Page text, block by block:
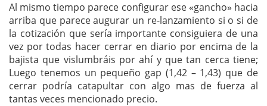
Al mismo tiempo parece configurar ese «gancho» hacia
arriba que parece augurar un re-lanzamiento si o si de
la cotización que sería importante consiguiera de una
vez por todas hacer cerrar en diario por encima de la
bajista que vislumbráis por ahí y que tan cerca tiene;
Luego tenemos un pequeño gap (1,42 – 1,43) que de
cerrar podría catapultar con algo mas de fuerza al
tantas veces mencionado precio.